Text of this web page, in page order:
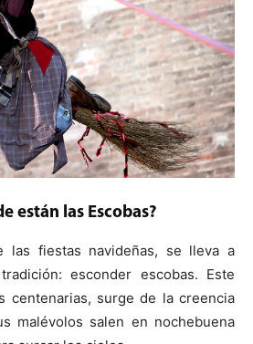
están las Escobas?
las fiestas navideñas, se lleva a
esconder escobas. Este
centenarias, surge de la creencia
malévolos salen en nochebuena